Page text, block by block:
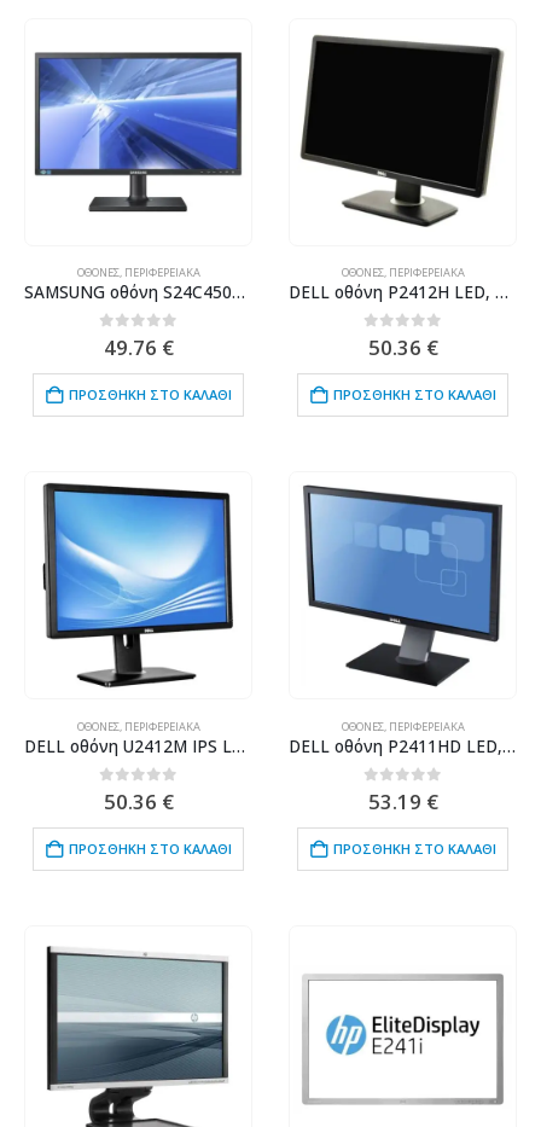
ΟΘΌΝΕΣ, ΠΕΡΙΦΕΡΕΙΑΚΆ
SAMSUNG οθόνη S24C450B LED, 24″ 1920×1080, VGA/DVI, Grade B
out of 5
49.76 €
ΠΡΟΣΘΉΚΗ ΣΤΟ ΚΑΛΆΘΙ
ΟΘΌΝΕΣ, ΠΕΡΙΦΕΡΕΙΑΚΆ
DELL οθόνη P2412H LED, 24″ 1920x1080px, DVI/VGA, Grade B
0out of 5
50.36 €
ΠΡΟΣΘΉΚΗ ΣΤΟ ΚΑΛΆΘΙ
ΟΘΌΝΕΣ, ΠΕΡΙΦΕΡΕΙΑΚΆ
DELL οθόνη U2412M IPS LED, 24″ 1920×1200 DVI/VGA/DisplayPort, Grade B
0out of 5
50.36 €
ΠΡΟΣΘΉΚΗ ΣΤΟ ΚΑΛΆΘΙ
ΟΘΌΝΕΣ, ΠΕΡΙΦΕΡΕΙΑΚΆ
DELL οθόνη P2411HD LED, 24″ Full HD, VGA/DVI, Grade B
0out of 5
53.19 €
ΠΡΟΣΘΉΚΗ ΣΤΟ ΚΑΛΆΘΙ